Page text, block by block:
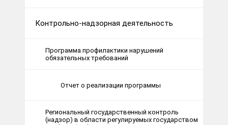
Контрольно-надзорная деятельность
Программа профилактики нарушений
обязательных требований
Отчет о реализации программы
Региональный государственный контроль
(надзор) в области регулируемых государством